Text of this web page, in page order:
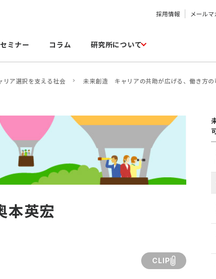
採用情報 メールマ
セミナー コラム 研究所について
リア選択を支える社会 未来創造 キャリアの共助が広げる、働き方の
本英宏
CLIP